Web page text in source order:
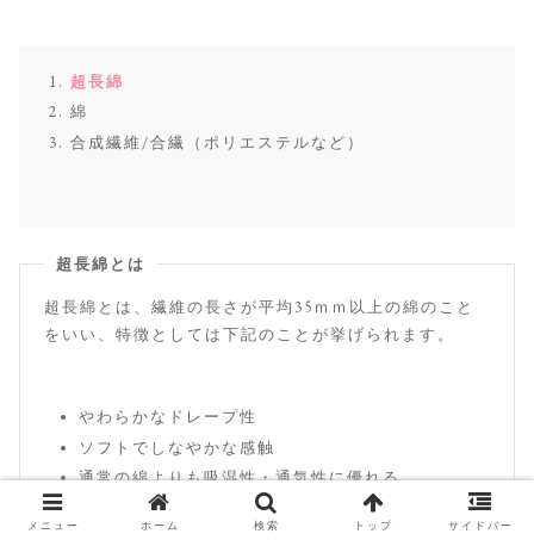
超長綿
綿
合成繊維/合繊（ポリエステルなど）
超長綿とは
超長綿とは、繊維の長さが平均35ｍｍ以上の綿のこと
をいい、特徴としては下記のことが挙げられます。
やわらかなドレープ性
ソフトでしなやかな感触
通常の綿よりも吸湿性・通気性に優れる
輝くような光沢で艶やか
メニュー ホーム 検索 トップ サイドバー